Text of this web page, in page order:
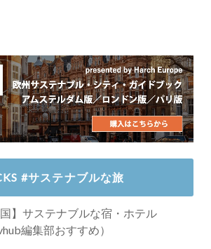
#サステナブルな旅
国】サステナブルな宿・ホテル
編集部おすすめ）